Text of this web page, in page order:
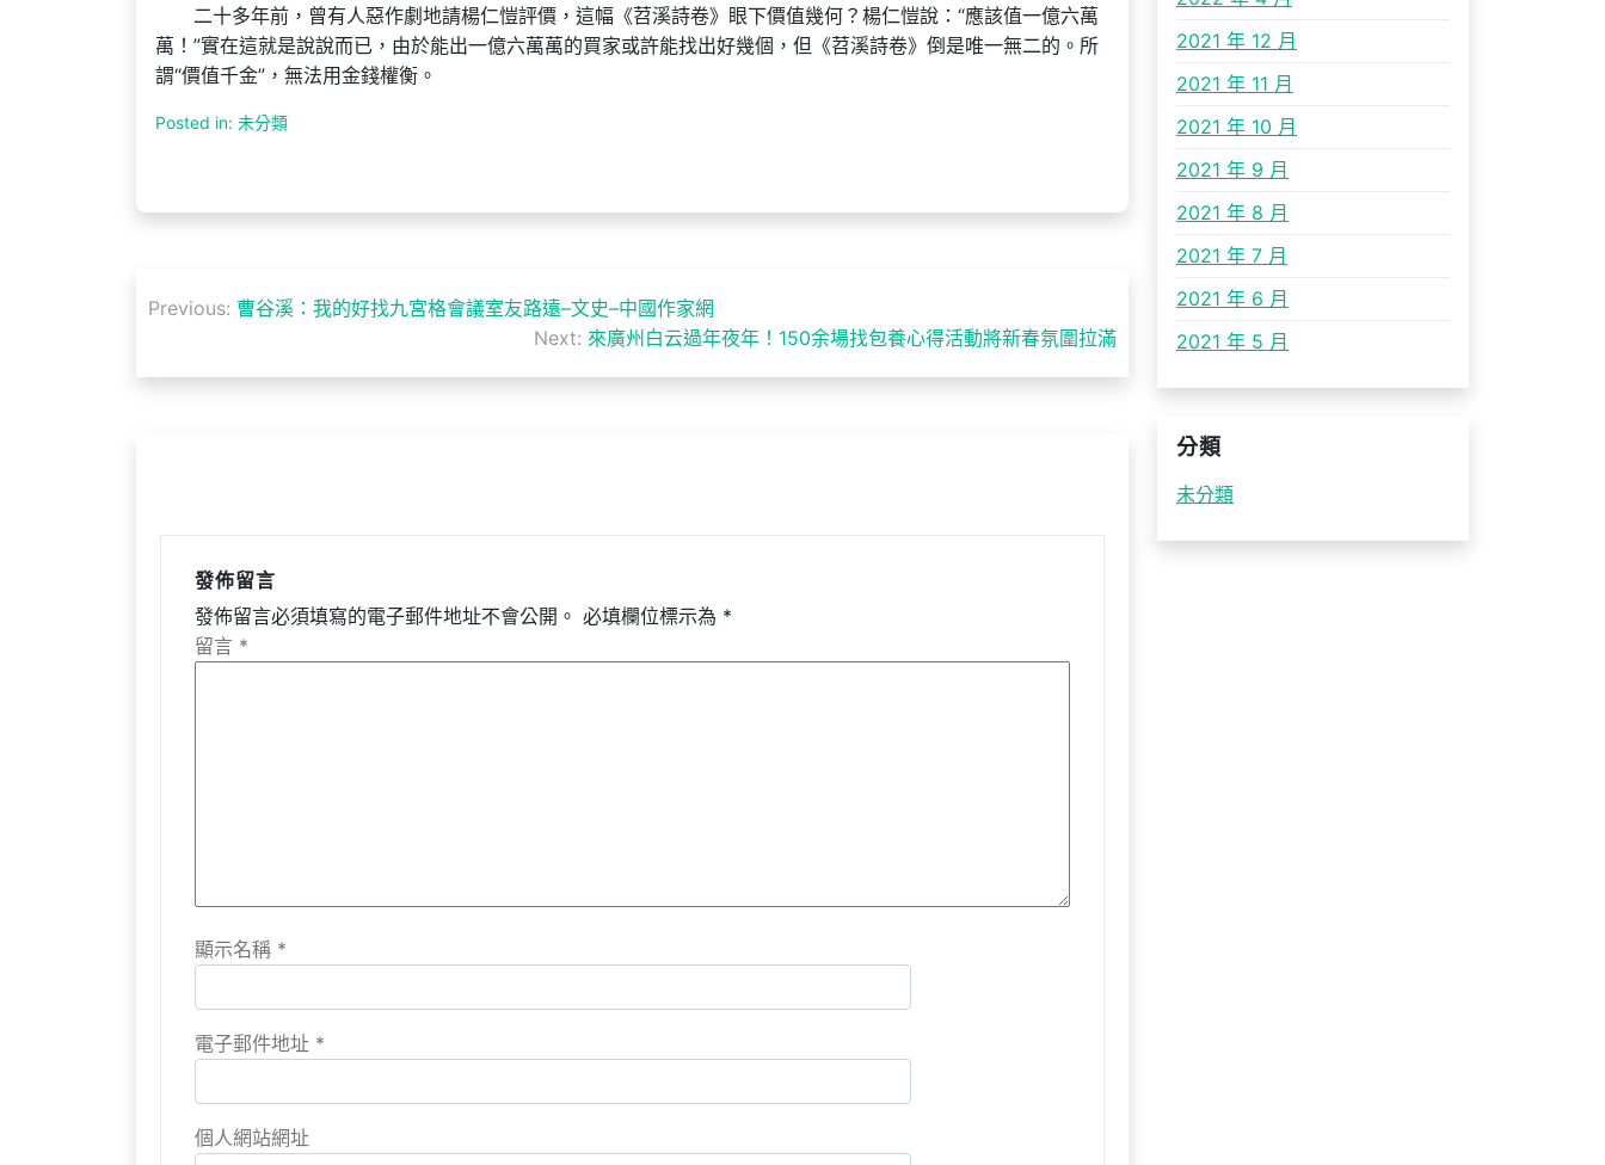
二十多年前，曾有人惡作劇地請楊仁愷評價，這幅《苕溪詩卷》眼下價值幾何？楊仁愷說：“應該值一億六萬
萬！”實在這就是說說而已，由於能出一億六萬萬的買家或許能找出好幾個，但《苕溪詩卷》倒是唯一無二的。所
謂“價值千金”，無法用金錢權衡。
Posted in: 未分類
文
導
Previous: 曹谷溪：我的好找九宮格會議室友路遠–文史–中國作家網
Next: 來廣州白云過年夜年！150余場找包養心得活動將新春氛圍拉滿
發佈留言
發佈留言必須填寫的電子郵件地址不會公開。 必填欄位標示為 *
留言 *
顯示名稱 *
電子郵件地址 *
個人網站網址
2021 年 12 月
2021 年 11 月
2021 年 10 月
2021 年 9 月
2021 年 8 月
2021 年 7 月
2021 年 6 月
2021 年 5 月
分類
未分類